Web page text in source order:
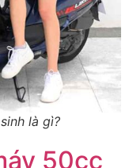
là gì?
50cc